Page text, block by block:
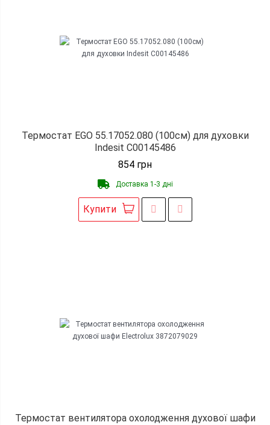
Термостат EGO 55.17052.080 (100см) для духовки
Indesit C00145486
854 грн
Доставка 1-3 дні
Купити
Термостат вентилятора охолодження духової шафи